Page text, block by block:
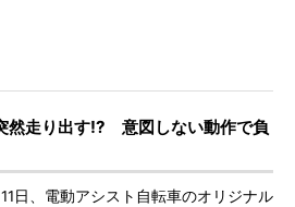
然走り出す!? 意図しない動作で負
日、電動アシスト自転車のオリジナル